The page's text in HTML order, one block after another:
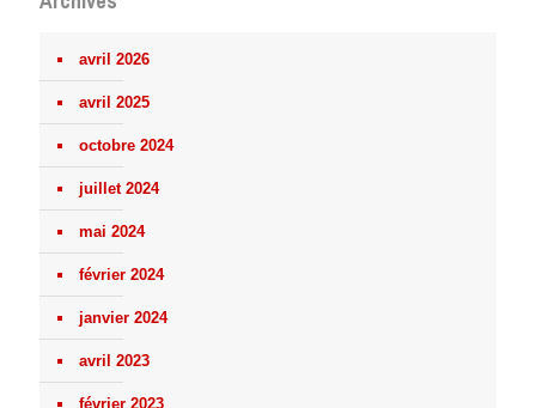
avril 2026
avril 2025
octobre 2024
juillet 2024
mai 2024
février 2024
janvier 2024
avril 2023
février 2023